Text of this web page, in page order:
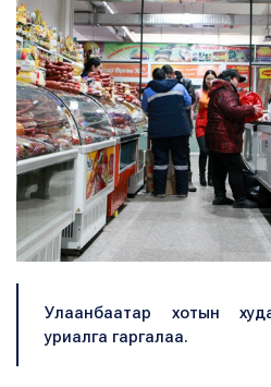
Улаанбаатар хотын
уриалга гаргалаа.